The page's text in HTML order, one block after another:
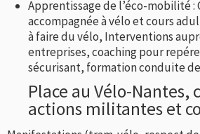
Apprentissage de l’éco-mobilité :
accompagnée à vélo et cours
à faire du vélo, Interventions
entreprises, coaching pour
sécurisant, formation conduite
Place au Vélo-Nantes,
actions militantes et